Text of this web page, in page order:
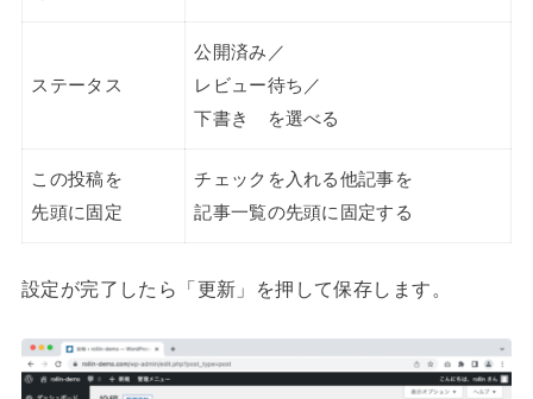
ステータス
公開済み／
レビュー待ち／
下書き を選べる
この投稿を
先頭に固定
チェックを入れる他記事を
記事一覧の先頭に固定する
設定が完了したら「更新」を押して保存します。